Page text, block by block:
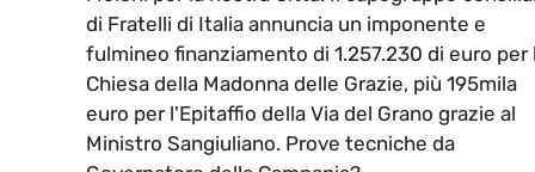
di Fratelli di Italia annuncia un imponente e
fulmineo finanziamento di 1.257.230 di euro per
Chiesa della Madonna delle Grazie, più 195mila
euro per l'Epitaffio della Via del Grano grazie al
Ministro Sangiuliano. Prove tecniche da